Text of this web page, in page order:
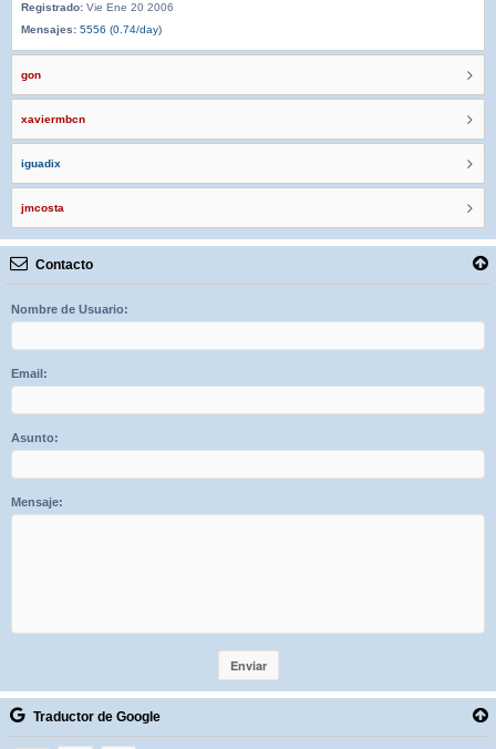
Registrado: Vie Ene 20 2006
Mensajes: 5556 (0.74/day)
gon
xaviermbcn
iguadix
jmcosta
Contacto
Nombre de Usuario:
Email:
Asunto:
Mensaje:
Traductor de Google